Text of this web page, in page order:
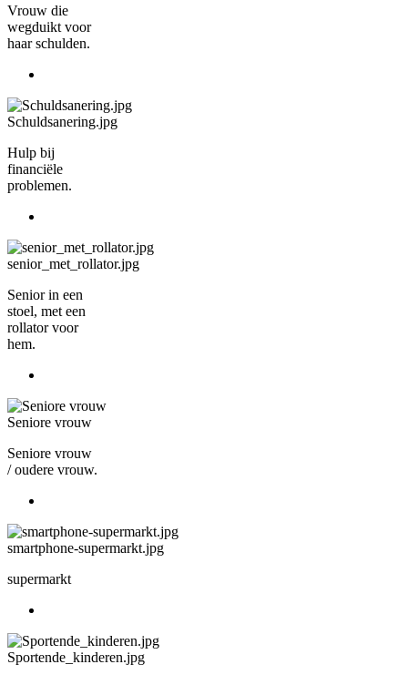
Vrouw die
wegduikt voor
haar schulden.
Schuldsanering.jpg
Hulp bij
financiële
problemen.
senior_met_rollator.jpg
Senior in een
stoel, met een
rollator voor
hem.
Seniore vrouw
Seniore vrouw
/ oudere vrouw.
smartphone-supermarkt.jpg
supermarkt
Sportende_kinderen.jpg